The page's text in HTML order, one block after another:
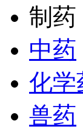
制药
中药
化学
兽药